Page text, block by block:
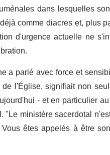
dans lesquelles
comme diacres et, plus
d'urgence actuelle ne
a parlé avec force et
l'Église, signifiait non
- et en particulier
"Le ministère sacerdotal
êtes appelés à être